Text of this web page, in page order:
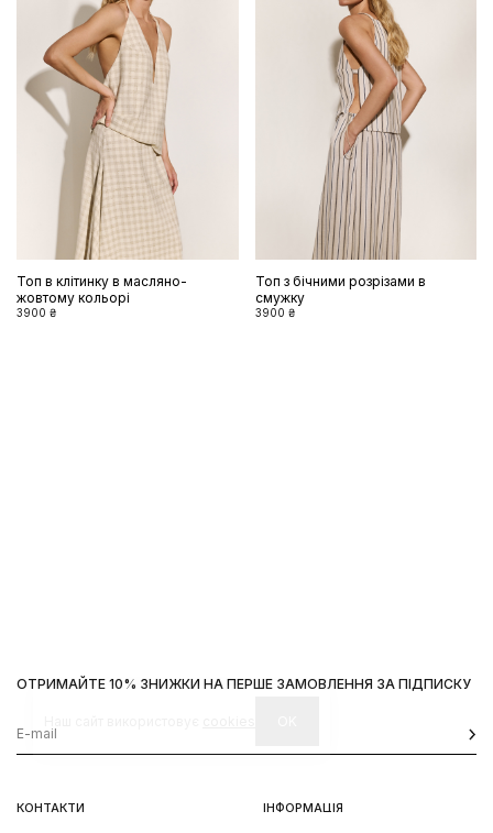
Топ в клітинку в масляно-
жовтому кольорі
3900 ₴
Топ з бічними розрізами в
смужку
3900 ₴
КОНТАКТИ ІНФОРМАЦІЯ
ОТРИМАЙТЕ 10% ЗНИЖКИ НА ПЕРШЕ ЗАМОВЛЕННЯ ЗА ПІДПИСКУ